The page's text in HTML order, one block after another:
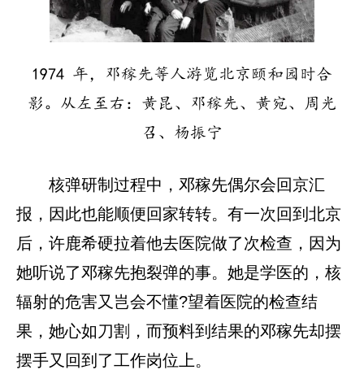
1974 年，邓稼先等人游览北京颐和园时合
影。从左至右：黄昆、邓稼先、黄宛、周光
召、杨振宁
核弹研制过程中，邓稼先偶尔会回京汇
报，因此也能顺便回家转转。有一次回到北京
后，许鹿希硬拉着他去医院做了次检查，因为
她听说了邓稼先抱裂弹的事。她是学医的，核
辐射的危害又岂会不懂?望着医院的检查结
果，她心如刀割，而预料到结果的邓稼先却摆
摆手又回到了工作岗位上。